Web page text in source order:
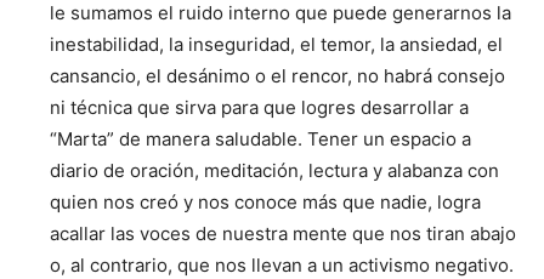
le sumamos el ruido interno que puede generarnos la
inestabilidad, la inseguridad, el temor, la ansiedad, el
cansancio, el desánimo o el rencor, no habrá consejo
ni técnica que sirva para que logres desarrollar a
“Marta” de manera saludable. Tener un espacio a
diario de oración, meditación, lectura y alabanza con
quien nos creó y nos conoce más que nadie, logra
acallar las voces de nuestra mente que nos tiran abajo
o, al contrario, que nos llevan a un activismo negativo.